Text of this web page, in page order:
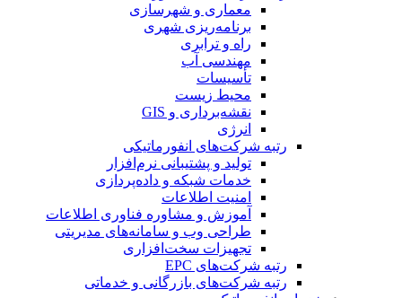
معماری و شهرسازی
برنامه‌ریزی شهری
راه و ترابری
مهندسی آب
تأسیسات
محیط زیست
نقشه‌برداری و GIS
انرژی
رتبه شرکت‌های انفورماتیکی
تولید و پشتیبانی نرم‌افزار
خدمات شبکه و داده‌پردازی
امنیت اطلاعات
آموزش و مشاوره فناوری اطلاعات
طراحی وب و سامانه‌های مدیریتی
تجهیزات سخت‌افزاری
رتبه شرکت‌های EPC
رتبه شرکت‌های بازرگانی و خدماتی